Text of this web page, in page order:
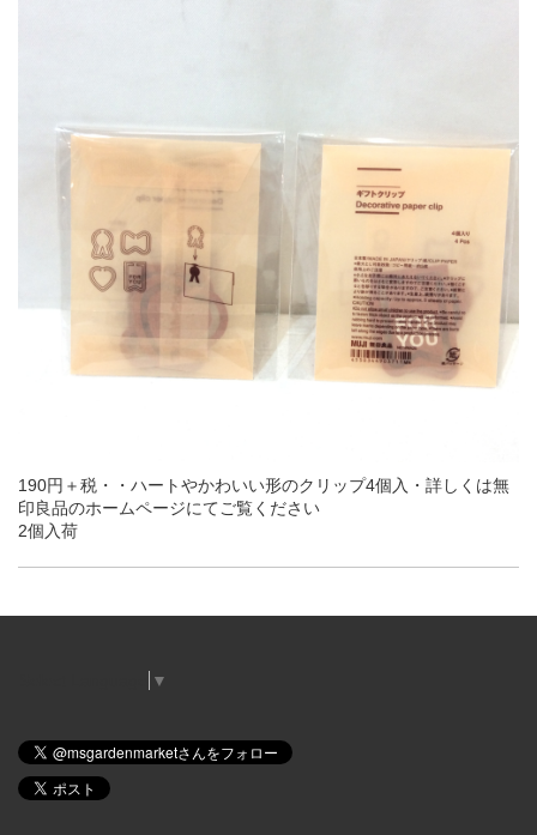
190円＋税・・ハートやかわいい形のクリップ4個入・詳しくは無
印良品のホームページにてご覧ください
2個入荷
▼